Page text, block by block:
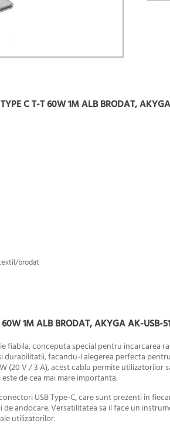
C T-T 60W 1M ALB BRODAT,
brodat
60W 1M ALB BRODAT, AKYGA AK-USB-51
fiabila, conceputa special pentru incarcarea
facandu-l alegerea perfecta
(20 V / 3 A), acest cablu permite utilizatorilor
de cea mai mare importanta.
conectori USB Type-C, care sunt prezenti in
andocare. Versatilitatea sa il face un
utilizatorilor.